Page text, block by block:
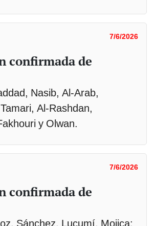
7/6/2026
confirmada de
Nasib, Al-Arab,
Al-Rashdan,
y Olwan.
7/6/2026
confirmada de
Sánchez, Lucumí, Mojica;